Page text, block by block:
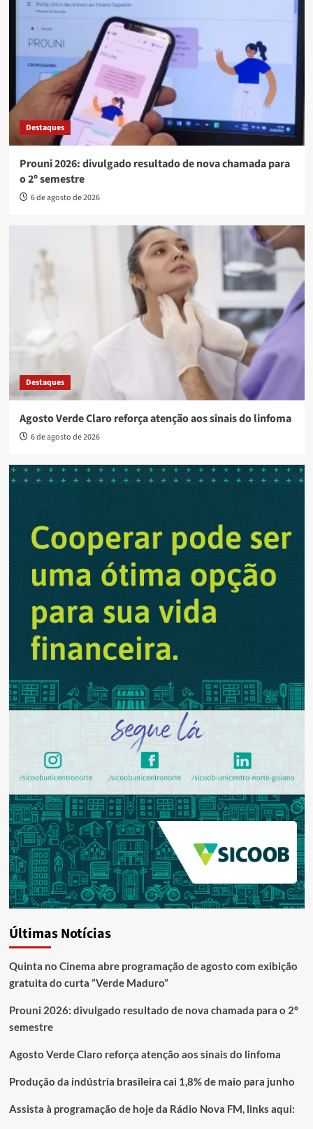
Destaques
Prouni 2026: divulgado resultado de nova chamada para
o 2º semestre
6 de agosto de 2026
Destaques
Agosto Verde Claro reforça atenção aos sinais do linfoma
6 de agosto de 2026
Últimas Notícias
Quinta no Cinema abre programação de agosto com exibição
gratuita do curta “Verde Maduro”
Prouni 2026: divulgado resultado de nova chamada para o 2º
semestre
Agosto Verde Claro reforça atenção aos sinais do linfoma
Produção da indústria brasileira cai 1,8% de maio para junho
Assista à programação de hoje da Rádio Nova FM, links aqui: